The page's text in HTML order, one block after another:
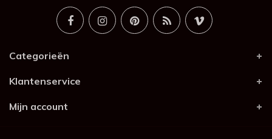
Categorieën
Klantenservice
Mijn account